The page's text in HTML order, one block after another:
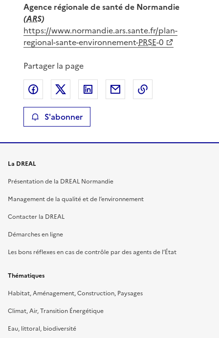
Agence régionale de santé de Normandie
(ARS)
https://www.normandie.ars.sante.fr/plan-
regional-sante-environnement-PRSE-0
Partager la page
Partager sur Facebook
Partager sur XPartager sur LinkedIn
Partager par email
S'abonner
La DREAL
Présentation de la DREAL Normandie
Management de la qualité et de l’environnement
Contacter la DREAL
Démarches en ligne
Les bons réflexes en cas de contrôle par des agents de l’État
Thématiques
Habitat, Aménagement, Construction, Paysages
Climat, Air, Transition Énergétique
Eau, littoral, biodiversité